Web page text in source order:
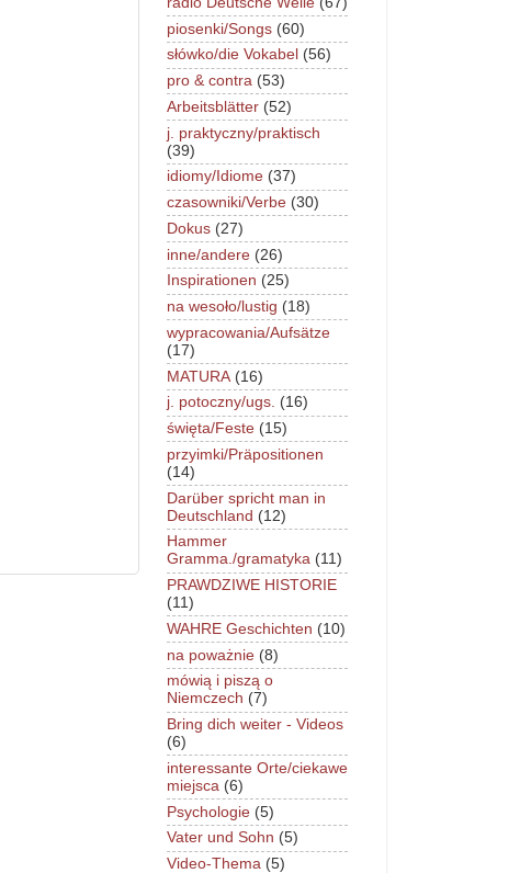
piosenki/Songs (60)
słówko/die Vokabel (56)
pro & contra (53)
Arbeitsblätter (52)
j. praktyczny/praktisch
(39)
idiomy/Idiome (37)
czasowniki/Verbe (30)
Dokus (27)
inne/andere (26)
Inspirationen (25)
na wesoło/lustig (18)
wypracowania/Aufsätze
(17)
MATURA (16)
j. potoczny/ugs. (16)
święta/Feste (15)
przyimki/Präpositionen
(14)
Darüber spricht man in
Deutschland (12)
Hammer
Gramma./gramatyka (11)
PRAWDZIWE HISTORIE
(11)
WAHRE Geschichten (10)
na poważnie (8)
mówią i piszą o
Niemczech (7)
Bring dich weiter - Videos
(6)
interessante Orte/ciekawe
miejsca (6)
Psychologie (5)
Vater und Sohn (5)
Video-Thema (5)